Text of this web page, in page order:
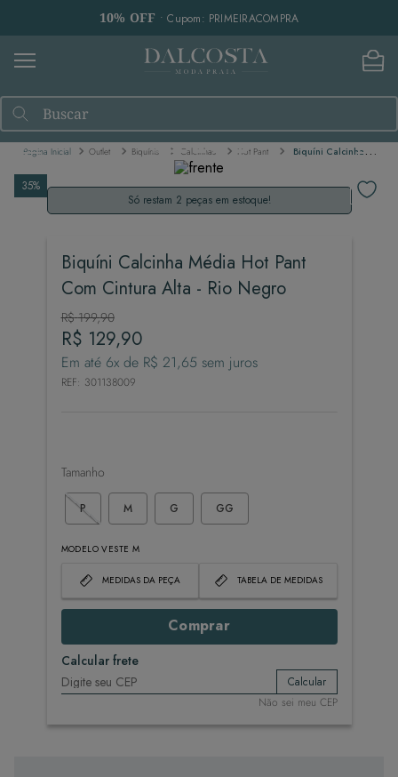
10% OFF • Cupom: PRIMEIRACOMPRA
Buscar
Outlet Biquínis Calcinhas Hot Pant Biquíni Calcinha Média Hot Pant Com Cintura Alta - Rio Negro
35%
Só restam 2 peças em estoque!
Biquíni Calcinha Média Hot Pant
Com Cintura Alta - Rio Negro
R$ 199,90
R$ 129,90
Em até 6x de R$ 21,65 sem juros
REF: 301138009
Tamanho
P M G GG
MODELO VESTE M
MEDIDAS DA PEÇA TABELA DE MEDIDAS
Comprar
Calcular frete
Calcular
Não sei meu CEP